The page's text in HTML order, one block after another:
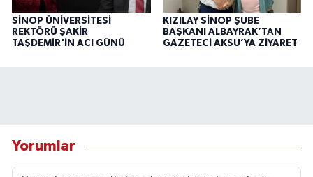
SİNOP ÜNİVERSİTESİ
REKTÖRÜ ŞAKİR
TAŞDEMİR'İN ACI GÜNÜ
KIZILAY SİNOP ŞUBE
BAŞKANI ALBAYRAK’TAN
GAZETECİ AKSU’YA ZİYARET
Yorumlar